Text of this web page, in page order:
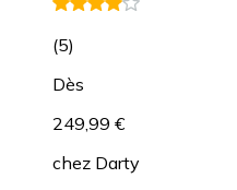
(5)
Dès
249,99 €
chez Darty